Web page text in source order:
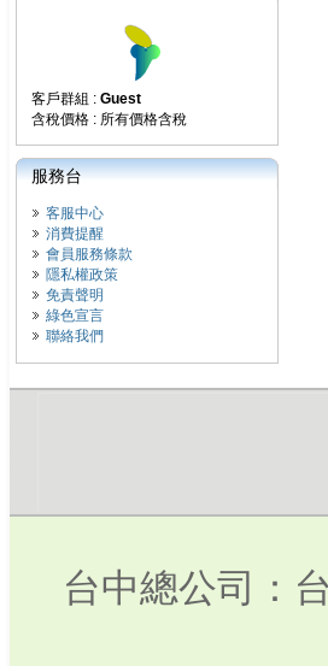
客戶群組 : Guest
含稅價格 : 所有價格含稅
服務台
客服中心
消費提醒
會員服務條款
隱私權政策
免責聲明
綠色宣言
聯絡我們
台中總公司：